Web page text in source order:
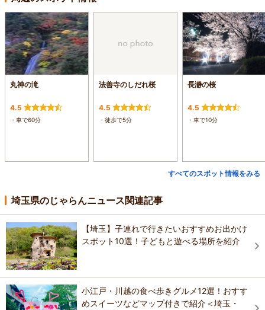
丸神の滝
4.5
・車で60分
法善寺のしだれ桜
4.5
・徒歩で5分
長瀞の桜
4.5
・車で10分
すべてのスポット情報をみる
埼玉県のじゃらんニュース関連記事
【埼玉】子連れで行きたいおすすめお出かけ
スポット10選！子どもと遊べる場所を紹介
小江戸・川越の食べ歩きグルメ12選！おすす
めスイーツなどマップ付きで紹介＜埼玉・